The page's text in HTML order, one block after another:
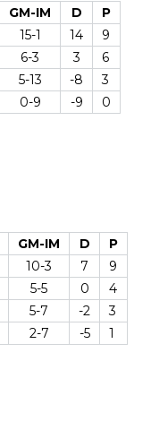
GM-IM D
P
15-1 14
9
6-3 3
6
5-13 -8
3
0-9 -9 0
GM-IM D
P
10-3 7
9
5-5 0
4
5-7 -2
3
2-7 -5 1